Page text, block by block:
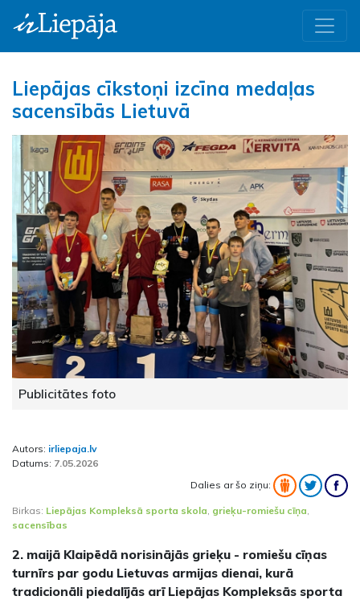
Liepājas cīkstoņi izcīna medaļas
sacensībās Lietuvā
Publicitātes foto
Autors: irliepaja.lv
Datums: 7.05.2026
Dalies ar šo ziņu:
Birkas: Liepājas Kompleksā sporta skola grieķu-romiešu cīņa
sacensības
2. maijā Klaipēdā norisinājās grieķu - romiešu cīņas
turnīrs par godu Lietuvas armijas dienai, kurā
tradicionāli piedalījās arī Liepājas Kompleksās sporta